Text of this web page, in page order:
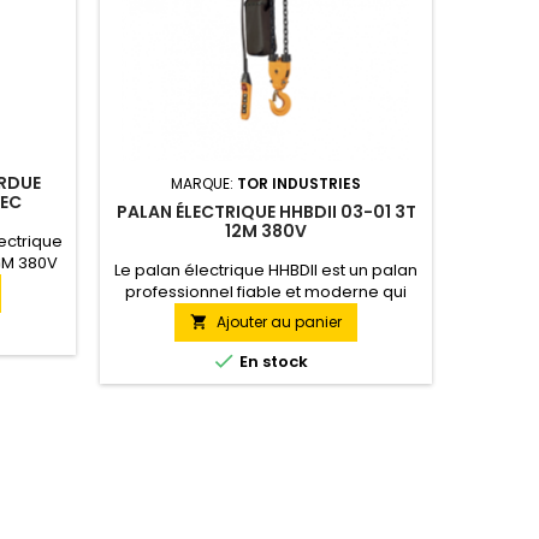
380V
une
MARQUE: TOR INDUSTRIES
PALAN ÉLECTRIQUE HHBDII 03-01 3T
12M 380V
Le palan électrique HHBDII est un palan
professionnel fiable et moderne qui
utilise une chaîne pour soulever des
charges.
 Ajouter au panier
 En stock